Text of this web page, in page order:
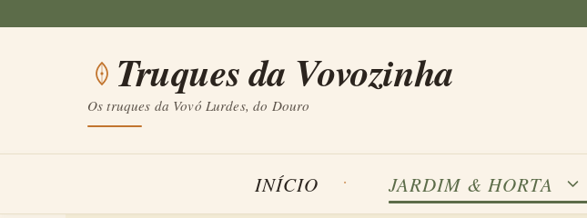
conteúdo
Truques da Vovozinha
Os truques da Vovó Lurdes, do Douro
INÍCIO JARDIM & HORTA